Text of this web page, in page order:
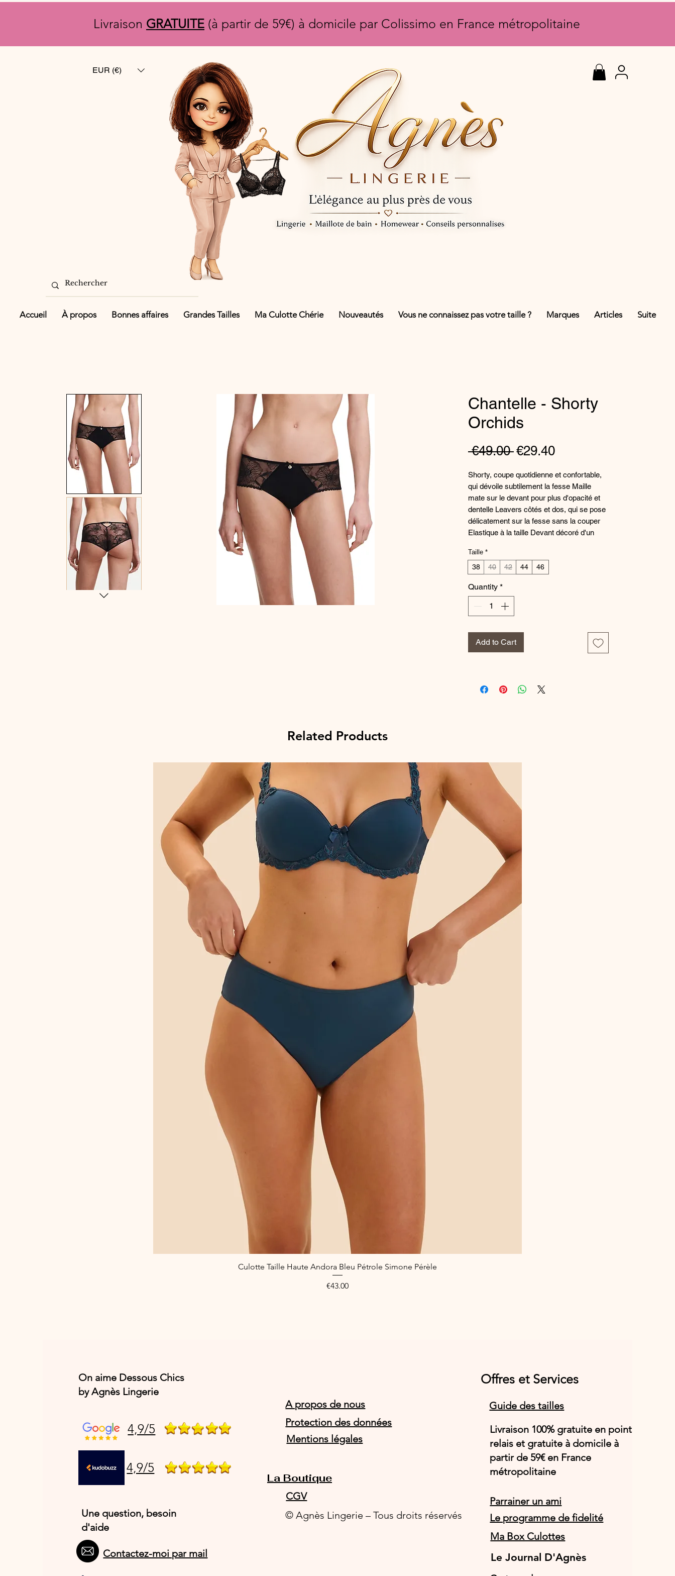
Livraison GRATUITE (à partir de 59€) à domicile par Colissimo en France métropolitaine
EUR (€)
Accueil À propos Bonnes affaires Grandes Tailles Ma Culotte Chérie Nouveautés Vous ne connaissez pas votre taille ? Marques Articles Suite
Chantelle - Shorty
Orchids
€49.00 Regular
€29.40Sale
Shorty, coupe quotidienne et confortable,
qui dévoile subtilement la fesse Maille
mate sur le devant pour plus d'opacité et
dentelle Leavers côtés et dos, qui se pose
délicatement sur la fesse sans la couper
Elastique à la taille Devant décoré d'un
orné d'un élastique et d'un bijou Fond de
slip coton GOTS
Shorty en maille mate sur le devant pour
plus d'opacité Dentelle Leavers côtés et
Devant décoré d'un noeud avec bijou "C"
Evidé triangle au dos, orné d'un élastique
20% Élasthanne tissu 74% Polyester 26%
Taille *
38 40 42 44 46
Quantity *
Add to Cart
Related Products
Quick View
Culotte Taille Haute Andora Bleu Pétrole Simone Pérèle
Price
€43.00
On aime Dessous Chics
by Agnès Lingerie
4,9/5
4,9/5
Une question, besoin
d'aide
Contactez-moi par mail
Offres et Services
A propos de nous
Protection des données
Mentions légales
Guide des tailles
Livraison 100% gratuite en point
relais et gratuite à domicile à
partir de 59€ en France
métropolitaine
CGV
Parrainer un ami
Le programme de fidelité
© Agnès Lingerie – Tous droits réservés
Ma Box Culottes
Le Journal D'Agnès
Le Journal D'Agnès
La Boutique